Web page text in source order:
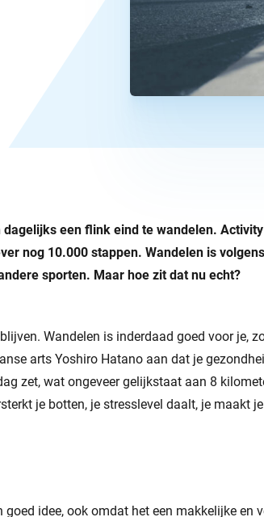
een flink eind te wandelen.
nog 10.000 stappen. Wandelen is
sporten. Maar hoe zit dat nu echt?
Wandelen is inderdaad goed voor je,
arts Yoshiro Hatano aan dat je
zet, wat ongeveer gelijkstaat aan 8
je botten, je stresslevel daalt, je maakt
idee, ook omdat het een makkelijke en